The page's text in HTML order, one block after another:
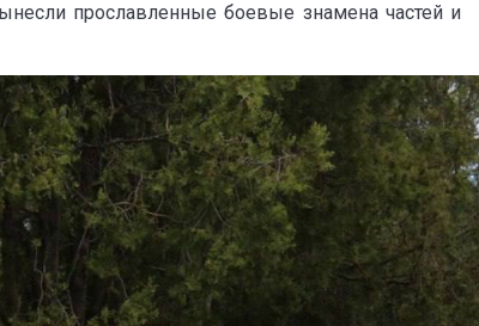
прославленные боевые знамена частей и